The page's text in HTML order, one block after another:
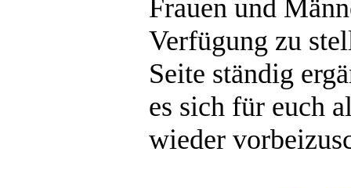
Frauen und
Verfügung zu
Seite ständig
es sich für euch
wieder